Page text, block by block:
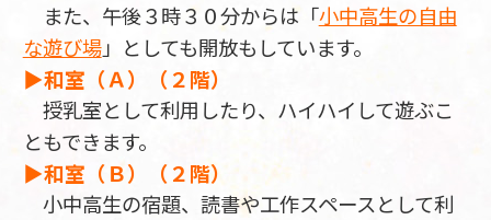
また、午後３時３０分からは「小中高生の自由
な遊び場」としても開放もしています。
▶和室（Ａ）（２階）
授乳室として利用したり、ハイハイして遊ぶこ
ともできます。
▶和室（Ｂ）（２階）
小中高生の宿題、読書や工作スペースとして利